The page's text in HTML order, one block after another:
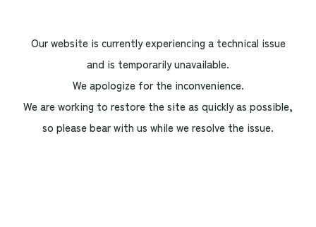
Our website is currently experiencing a technical issue
and is temporarily unavailable.
We apologize for the inconvenience.
We are working to restore the site as quickly as possible,
so please bear with us while we resolve the issue.